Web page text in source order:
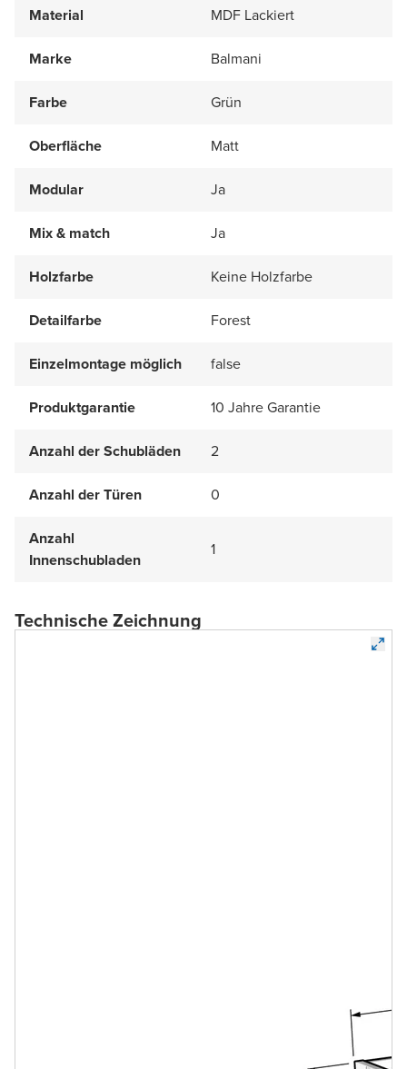
Material MDF Lackiert
Marke Balmani
Farbe Grün
Oberfläche Matt
Modular Ja
Mix & match Ja
Holzfarbe Keine Holzfarbe
Detailfarbe Forest
Einzelmontage möglich false
Produktgarantie 10 Jahre Garantie
Anzahl der Schubläden 2
Anzahl der Türen 0
Anzahl
Innenschubladen
1
Technische Zeichnung